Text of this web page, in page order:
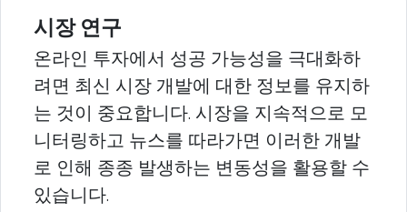
시장 연구
온라인 투자에서 성공 가능성을 극대화하
려면 최신 시장 개발에 대한 정보를 유지하
는 것이 중요합니다. 시장을 지속적으로 모
니터링하고 뉴스를 따라가면 이러한 개발
로 인해 종종 발생하는 변동성을 활용할 수
있습니다.